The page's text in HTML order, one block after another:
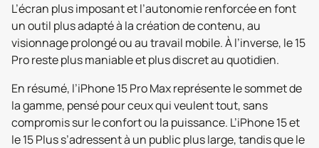
L’écran plus imposant et l’autonomie renforcée en font
un outil plus adapté à la création de contenu, au
visionnage prolongé ou au travail mobile. À l’inverse, le 15
Pro reste plus maniable et plus discret au quotidien.
En résumé, l’iPhone 15 Pro Max représente le sommet de
la gamme, pensé pour ceux qui veulent tout, sans
compromis sur le confort ou la puissance. L’iPhone 15 et
le 15 Plus s’adressent à un public plus large, tandis que le